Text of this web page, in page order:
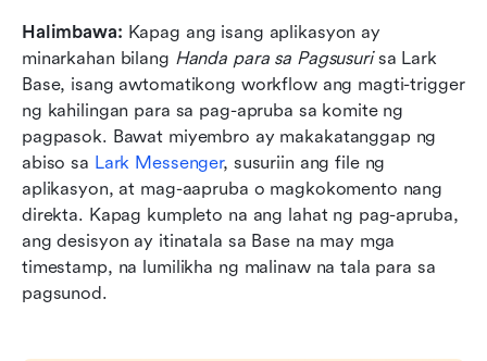
Halimbawa: Kapag ang isang aplikasyon ay
minarkahan bilang Handa para sa Pagsusuri sa Lark
Base, isang awtomatikong workflow ang magti-trigger
ng kahilingan para sa pag-apruba sa komite ng
pagpasok. Bawat miyembro ay makakatanggap ng
abiso sa Lark Messenger, susuriin ang file ng
aplikasyon, at mag-aapruba o magkokomento nang
direkta. Kapag kumpleto na ang lahat ng pag-apruba,
ang desisyon ay itinatala sa Base na may mga
timestamp, na lumilikha ng malinaw na tala para sa
pagsunod.